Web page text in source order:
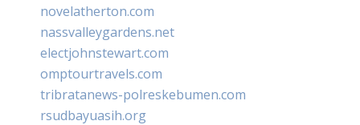
novelatherton.com
nassvalleygardens.net
electjohnstewart.com
omptourtravels.com
tribratanews-polreskebumen.com
rsudbayuasih.org